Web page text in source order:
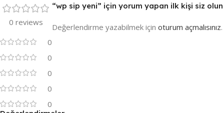
0 reviews
0
0
0
0
0
“wp sip yeni” için yorum yapan ilk kişi siz olun
Değerlendirme yazabilmek için oturum açmalısınız.